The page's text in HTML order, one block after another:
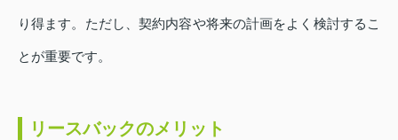
り得ます。ただし、契約内容や将来の計画をよく検討するこ
とが重要です。
リースバックのメリット